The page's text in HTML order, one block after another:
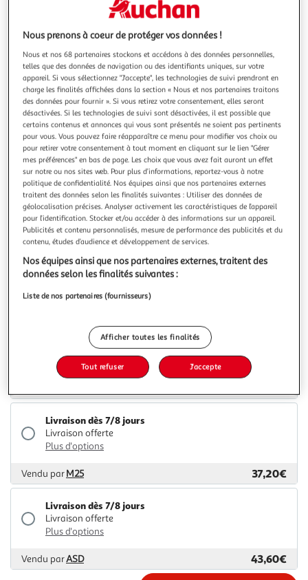
précédentesuivante
ALCATEL
Téléphone sans fil f860 solo noir
Transfert du répertoire entre les combinés : Oui Usage :
Téléphone sans fil Appel entre combinés : Oui Blocage
d'appel : Oui
En savoir +
Vendu parBoulanger
Livr. ou retrait dès 1/2 semaines
A partir de 2,99€
Plus d'options
Vendu parBoulanger 24,00€
Livr. ou retrait dès 1/2 semaines
A partir de 2,00€
Plus d'options
Multishop
Livraison dès 4/5 jours
Plus d'options
Livraison dès 7/8 jours
Livraison offerte
Plus d'options
Vendu parM25 37,20€
Livraison dès 7/8 jours
Livraison offerte
Plus d'options
Vendu parASD 43,60€
Nous prenons à coeur de protéger vos données !
Nous et nos 68 partenaires stockons et accédons à des données personnelles,
telles que des données de navigation ou des identifiants uniques, sur votre
appareil. Si vous sélectionnez "J'accepte", les technologies de suivi prendront en
charge les finalités affichées dans la section « Nous et nos partenaires traitons
des données pour fournir ». Si vous retirez votre consentement, elles seront
désactivées. Si les technologies de suivi sont désactivées, il est possible que
certains contenus et annonces qui vous sont présentés ne soient pas pertinents
pour vous. Vous pouvez faire réapparaître ce menu pour modifier vos choix ou
pour retirer votre consentement à tout moment en cliquant sur le lien "Gérer
mes préférences" en bas de page. Les choix que vous avez fait auront un effet
sur notre ou nos sites web. Pour plus d’informations, reportez-vous à notre
politique de confidentialité. Nos équipes ainsi que nos partenaires externes
traitent des données selon les finalités suivantes : Utiliser des données de
géolocalisation précises. Analyser activement les caractéristiques de l’appareil
pour l’identification. Stocker et/ou accéder à des informations sur un appareil.
Publicités et contenu personnalisés, mesure de performance des publicités et du
contenu, études d’audience et développement de services.
Nos équipes ainsi que nos partenaires externes, traitent des
données selon les finalités suivantes :
Liste de nos partenaires (fournisseurs)
Afficher toutes les finalités
Tout refuser J'accepte